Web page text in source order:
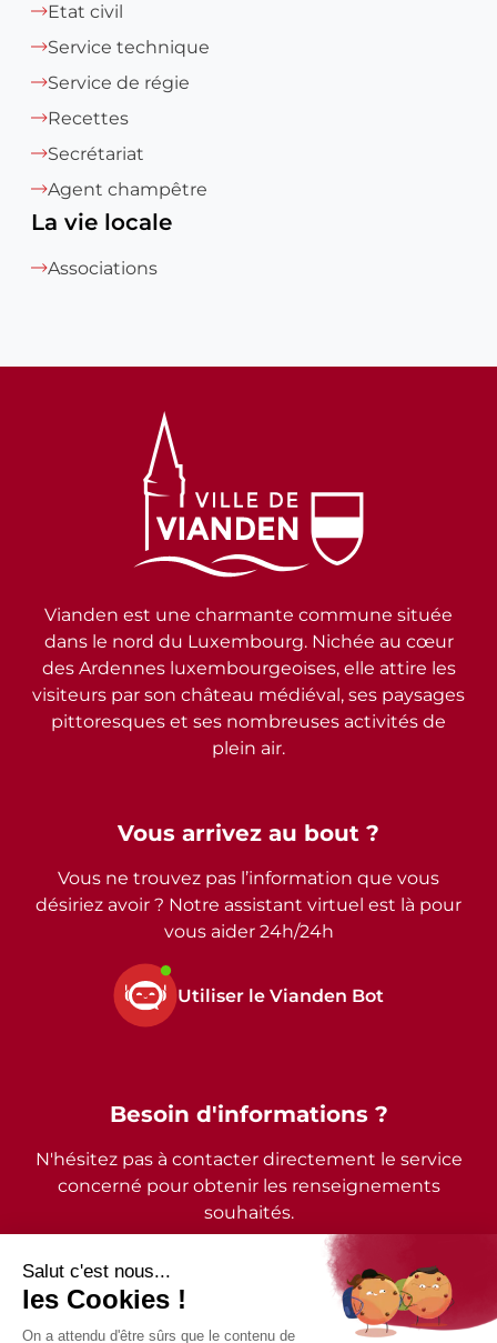
Etat civil
Service technique
Service de régie
Recettes
Secrétariat
Agent champêtre
La vie locale
Associations
Vous arrivez au bout ?
Vous ne trouvez pas l’information que vous
désiriez avoir ? Notre assistant virtuel est là pour
vous aider 24h/24h
Utiliser le Vianden Bot
Vianden est une charmante commune située
dans le nord du Luxembourg. Nichée au cœur
des Ardennes luxembourgeoises, elle attire les
visiteurs par son château médiéval, ses paysages
pittoresques et ses nombreuses activités de
plein air.
Besoin d'informations ?
N'hésitez pas à contacter directement le service
concerné pour obtenir les renseignements
souhaités.
2026 - © Commune de Vianden - Tous droits réservés